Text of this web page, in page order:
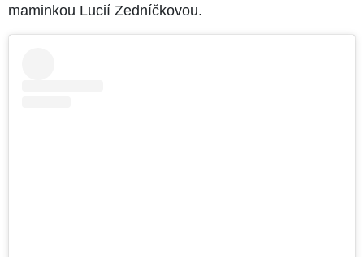
maminkou Lucií Zedníčkovou.